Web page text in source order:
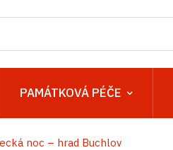
PAMÁTKOVÁ PÉČE
noc – hrad Buchlov